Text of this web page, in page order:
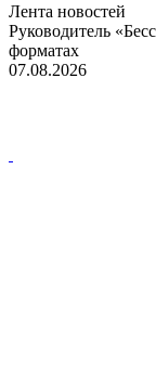
Лента новостей
Руководитель
форматах
07.08.2026